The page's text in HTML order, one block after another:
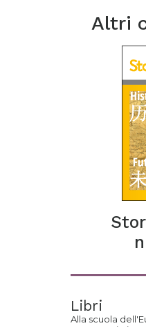
Altri
Libri
Alla scuola